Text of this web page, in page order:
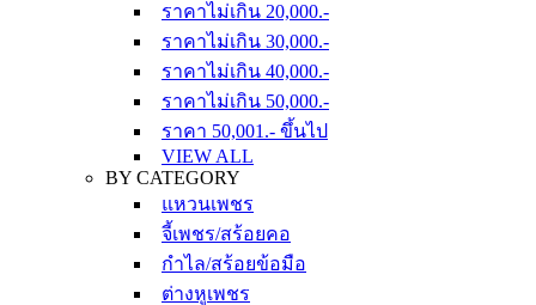
ราคาไม่เกิน 20,000.-
ราคาไม่เกิน 30,000.-
ราคาไม่เกิน 40,000.-
ราคาไม่เกิน 50,000.-
ราคา 50,001.- ขึ้นไป
VIEW ALL
BY CATEGORY
แหวนเพชร
จี้เพชร/สร้อยคอ
กำไล/สร้อยข้อมือ
ต่างหูเพชร